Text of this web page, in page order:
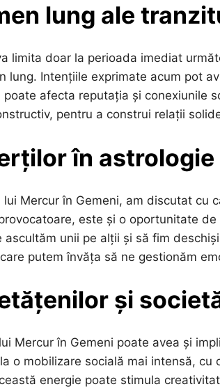
lung ale
limita doar la perioada imediat
lung. Intențiile exprimate acum pot
afecta reputația și conexiunile
pentru a construi relații
în astrologie
Mercur în Gemeni, am discutat cu
este și o oportunitate
unii pe alții și să fim
putem învăța să ne gestionăm
și
Mercur în Gemeni poate avea și
o mobilizare socială mai intensă,
energie poate stimula